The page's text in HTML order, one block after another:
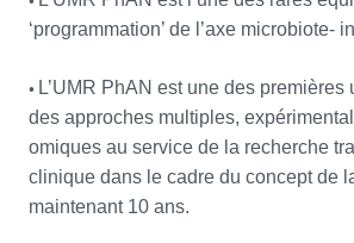
‘programmation’ de l’axe microbiote-
• L’UMR PhAN est une des
des approches multiples,
omiques au service de la recherche
clinique dans le cadre du concept de
maintenant 10 ans.